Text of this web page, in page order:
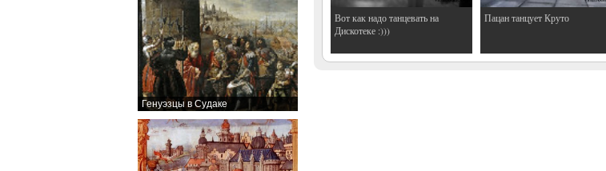
Генуэзцы в Судаке
Вот как надо танцевать на
Дискотеке :)))
Пацан танцует Круто